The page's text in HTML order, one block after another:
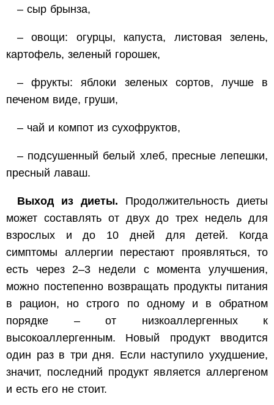
– сыр брынза,
– овощи: огурцы, капуста, листовая зелень,
картофель, зеленый горошек,
– фрукты: яблоки зеленых сортов, лучше в
печеном виде, груши,
– чай и компот из сухофруктов,
– подсушенный белый хлеб, пресные лепешки,
пресный лаваш.
Выход из диеты. Продолжительность диеты
может составлять от двух до трех недель для
взрослых и до 10 дней для детей. Когда
симптомы аллергии перестают проявляться, то
есть через 2–3 недели с момента улучшения,
можно постепенно возвращать продукты питания
в рацион, но строго по одному и в обратном
порядке – от низкоаллергенных к
высокоаллергенным. Новый продукт вводится
один раз в три дня. Если наступило ухудшение,
значит, последний продукт является аллергеном
и есть его не стоит.